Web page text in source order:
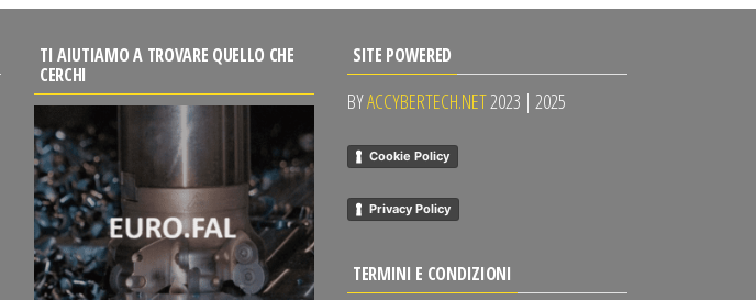
TI AIUTIAMO A TROVARE QUELLO CHE
CERCHI
SITE POWERED
BYACCYBERTECH.NET2023 | 2025
Cookie Policy
Privacy Policy
TERMINI E CONDIZIONI